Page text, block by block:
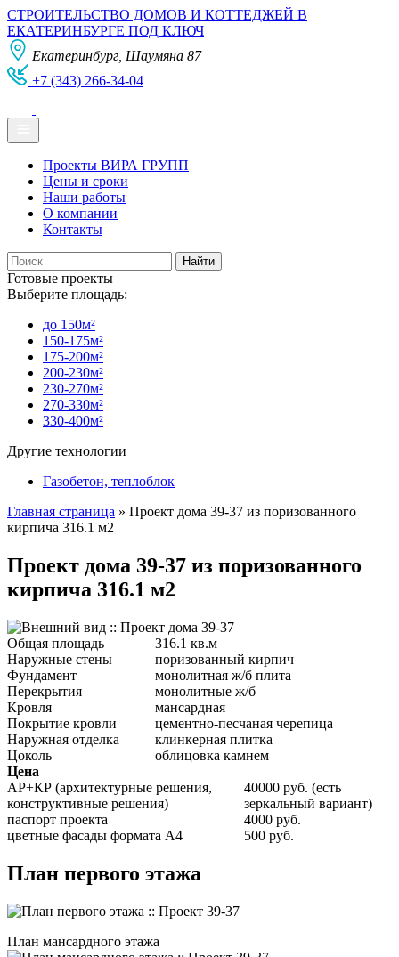
СТРОИТЕЛЬСТВО ДОМОВ И КОТТЕДЖЕЙ В
ЕКАТЕРИНБУРГЕ ПОД КЛЮЧ
Екатеринбург, Шаумяна 87
+7 (343) 266-34-04
Проекты ВИРА ГРУПП
Цены и сроки
Наши работы
О компании
Контакты
Готовые проекты
Выберите площадь:
до 150м²
150-175м²
175-200м²
200-230м²
230-270м²
270-330м²
330-400м²
Другие технологии
Газобетон, теплоблок
Главная страница » Проект дома 39-37 из поризованного
кирпича 316.1 м2
Проект дома 39-37 из поризованного
кирпича 316.1 м2
Общая площадь
316.1 кв.м
Наружные стены
поризованный кирпич
Фундамент
монолитная ж/б плита
Перекрытия
монолитные ж/б
Кровля
мансардная
Покрытие кровли
цементно-песчаная черепица
Наружная отделка
клинкерная плитка
Цоколь
облицовка камнем
Цена
АР+КР (архитектурные решения,
конструктивные решения)
40000 руб. (есть
зеркальный вариант)
паспорт проекта
4000 руб.
цветные фасады формата А4
500 руб.
План первого этажа
План мансардного этажа